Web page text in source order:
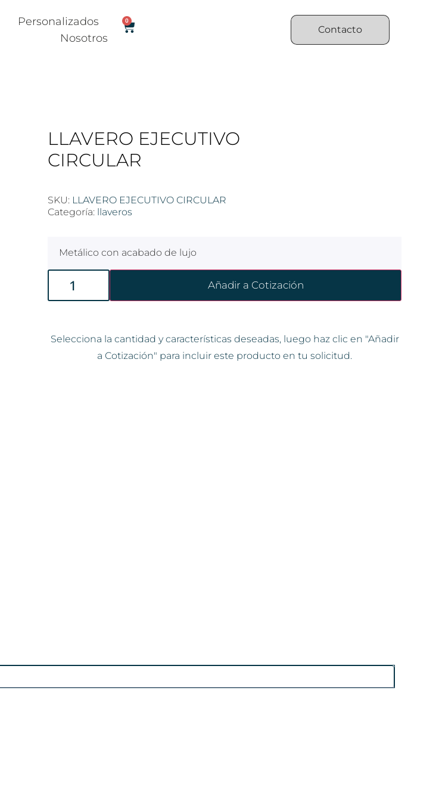
Personalizados
Nosotros
0
Contacto
LLAVERO EJECUTIVO
CIRCULAR
SKU: LLAVERO EJECUTIVO CIRCULAR
Categoría:
llaveros
Metálico con acabado de lujo
Añadir a Cotización
Selecciona la cantidad y características deseadas, luego haz clic en "Añadir
a Cotización" para incluir este producto en tu solicitud.